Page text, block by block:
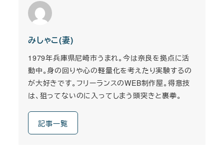
みしゃこ(妻)
1979年兵庫県尼崎市うまれ。今は奈良を拠点に活
動中。身の回りや心の軽量化を考えたり実験するの
が大好きです。フリーランスのWEB制作屋。得意技
は、狙ってないのに入ってしまう頭突きと裏拳。
記事一覧